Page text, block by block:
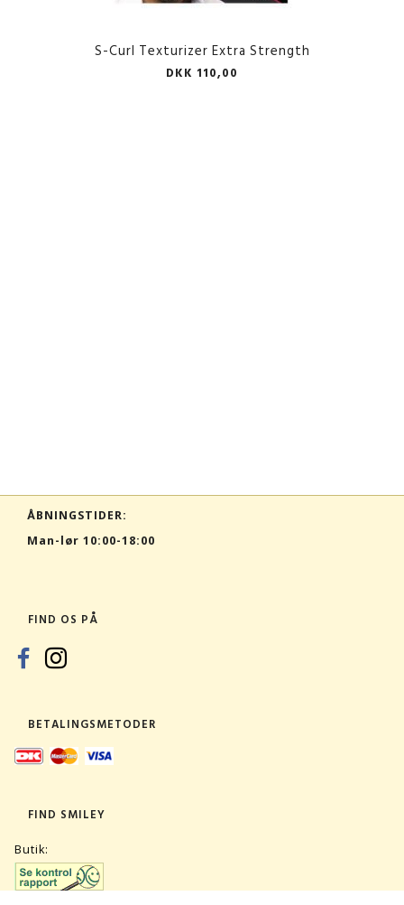
S-Curl Texturizer Extra Strength
DKK 110,00
ÅBNINGSTIDER:
Man-lør 10:00-18:00
FIND OS PÅ
BETALINGSMETODER
FIND SMILEY
Butik: